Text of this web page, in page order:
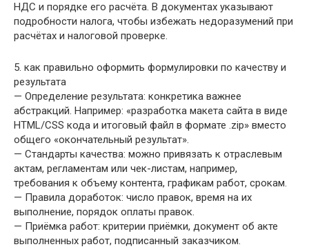
НДС и порядке его расчёта. В документах указывают
подробности налога, чтобы избежать недоразумений при
расчётах и налоговой проверке.
5. как правильно оформить формулировки по качеству и
результата
— Определение результата: конкретика важнее
абстракций. Например: «разработка макета сайта в виде
HTML/CSS кода и итоговый файл в формате .zip» вместо
общего «окончательный результат».
— Стандарты качества: можно привязать к отраслевым
актам, регламентам или чек-листам, например,
требования к объему контента, графикам работ, срокам.
— Правила доработок: число правок, время на их
выполнение, порядок оплаты правок.
— Приёмка работ: критерии приёмки, документ об акте
выполненных работ, подписанный заказчиком.